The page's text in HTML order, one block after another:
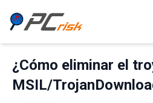
¿Cómo eliminar el
MSIL/